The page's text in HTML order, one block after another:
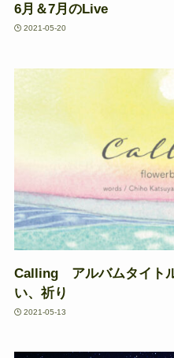
6月＆7月のLive
2021-05-20
Calling アルバムタイト
い、祈り
2021-05-13